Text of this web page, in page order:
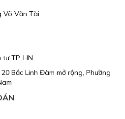
Võ Văn Tài
TP. HN.
Bắc Linh Đàm mở rộng, Phường